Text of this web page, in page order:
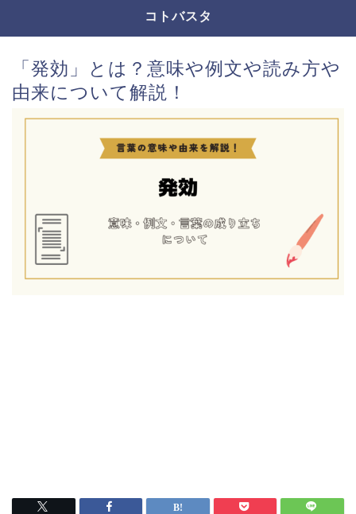
コトバスタ
「発効」とは？意味や例文や読み方や
由来について解説！